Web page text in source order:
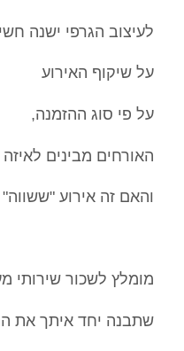
לעיצוב הגרפי ישנה
על שיקוף האירוע
על פי סוג ההזמנה,
האורחים מבינים
והאם זה אירוע "ששווה"
מומלץ לשכור שירותי
שתבנה יחד איתך את